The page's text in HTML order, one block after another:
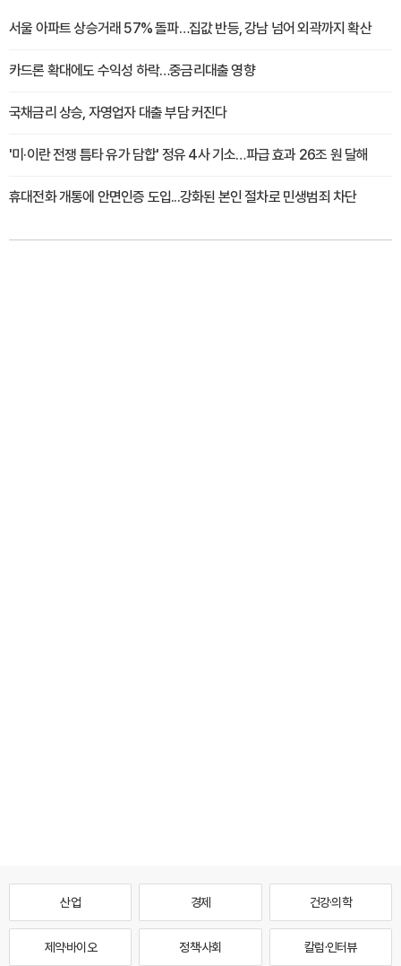
서울 아파트 상승거래 57% 돌파…집값 반등, 강남 넘어 외곽까지 확산
카드론 확대에도 수익성 하락…중금리대출 영향
국채금리 상승, 자영업자 대출 부담 커진다
'미·이란 전쟁 틈타 유가 담합' 정유 4사 기소…파급 효과 26조 원 달해
휴대전화 개통에 안면인증 도입...강화된 본인 절차로 민생범죄 차단
산업 경제 건강·의학
제약·바이오 정책·사회 칼럼·인터뷰